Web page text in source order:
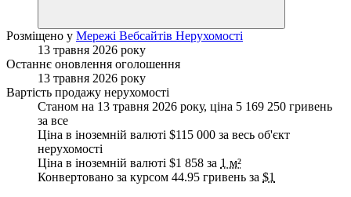
Розміщено у Мережі Вебсайтів Нерухомості
13 травня 2026 року
Останнє оновлення оголошення
13 травня 2026 року
Вартість продажу нерухомості
Станом на 13 травня 2026 року, ціна 5 169 250 гривень
за все
Ціна в іноземній валюті $115 000 за весь об'єкт
нерухомості
Ціна в іноземній валюті $1 858 за 1 м²
Конвертовано за курсом 44.95 гривень за $1